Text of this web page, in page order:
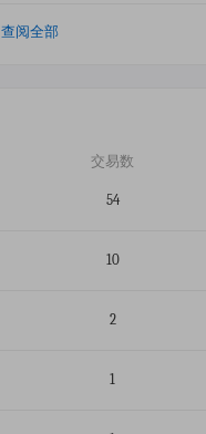
查阅全部
交易数
54
10
2
1